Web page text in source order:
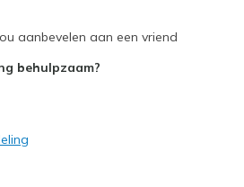
aanbevelen aan een vriend
behulpzaam?